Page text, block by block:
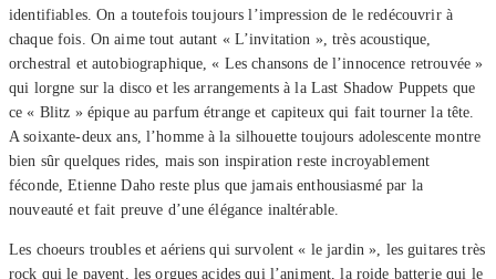
identifiables. On a toutefois toujours l’impression de le redécouvrir à
chaque fois. On aime tout autant « L’invitation », très acoustique,
orchestral et autobiographique, « Les chansons de l’innocence retrouvée »
qui lorgne sur la disco et les arrangements à la Last Shadow Puppets que
ce « Blitz » épique au parfum étrange et capiteux qui fait tourner la tête.
A soixante-deux ans, l’homme à la silhouette toujours adolescente montre
bien sûr quelques rides, mais son inspiration reste incroyablement
féconde, Etienne Daho reste plus que jamais enthousiasmé par la
nouveauté et fait preuve d’une élégance inaltérable.
Les choeurs troubles et aériens qui survolent « le jardin », les guitares très
rock qui le pavent, les orgues acides qui l’animent, la roide batterie qui le